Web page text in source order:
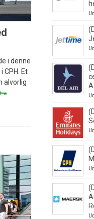
i denne
CPH. Et
alvorlig